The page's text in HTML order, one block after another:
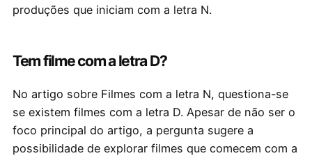
produções que iniciam com a letra N.
Tem filme com a letra D?
No artigo sobre Filmes com a letra N, questiona-se
se existem filmes com a letra D. Apesar de não ser o
foco principal do artigo, a pergunta sugere a
possibilidade de explorar filmes que comecem com a